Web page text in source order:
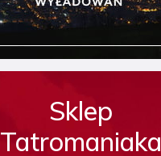
Sklep
Tatromaniaka